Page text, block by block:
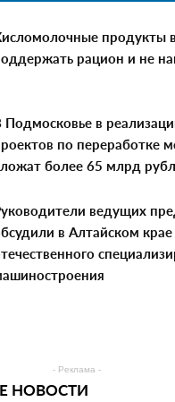
продукты
рацион и не
Подмосковье в
по переработке
более 65 млрд
ведущих
в Алтайском
- Реклама -
НОВОСТИ